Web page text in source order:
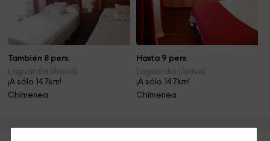
También 8 pers.
Laguardia (Álava)
¡A sólo 14.7km!
Chimenea
Hasta 9 pers.
Laguardia (Álava)
¡A sólo 14.7km!
Chimenea